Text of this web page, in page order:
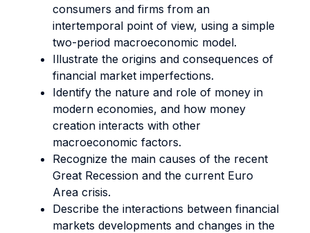
consumers and firms from an
intertemporal point of view, using a simple
two-period macroeconomic model.
Illustrate the origins and consequences of
financial market imperfections.
Identify the nature and role of money in
modern economies, and how money
creation interacts with other
macroeconomic factors.
Recognize the main causes of the recent
Great Recession and the current Euro
Area crisis.
Describe the interactions between financial
markets developments and changes in the